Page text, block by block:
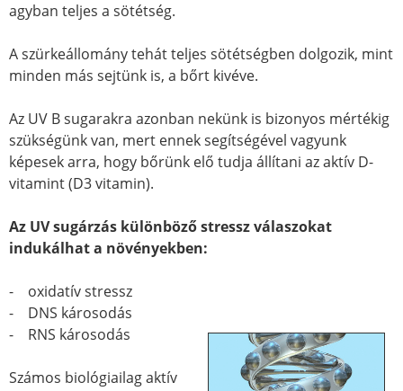
agyban teljes a sötétség.
A szürkeállomány tehát teljes sötétségben dolgozik, mint
minden más sejtünk is, a bőrt kivéve.
Az UV B sugarakra azonban nekünk is bizonyos mértékig
szükségünk van, mert ennek segítségével vagyunk
képesek arra, hogy bőrünk elő tudja állítani az aktív D-
vitamint (D3 vitamin).
Az UV sugárzás különböző stressz válaszokat
indukálhat a növényekben:
- oxidatív stressz
- DNS károsodás
- RNS károsodás
Számos biológiailag aktív